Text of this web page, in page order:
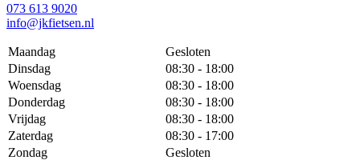
073 613 9020
info@jkfietsen.nl
Maandag
Gesloten
Dinsdag
08:30 - 18:00
Woensdag
08:30 - 18:00
Donderdag
08:30 - 18:00
Vrijdag
08:30 - 18:00
Zaterdag
08:30 - 17:00
Zondag
Gesloten